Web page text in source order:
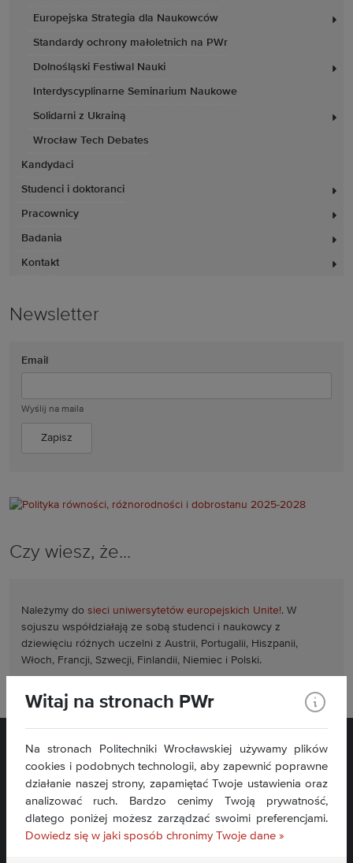
Europejska Strategia dla Naukowców
Standardy ochrony małoletnich na PWr
Dolnośląski Festiwal Nauki
Interdyscyplinarne Seminarium Naukowe
Solidarni z Ukrainą
Wrocław Tech Debates
Kandydaci
Studenci i doktoranci
Pracownicy
Badania
Kontakt
Newsletter
Email
Wyślij na maila
Czy wiesz, że...
Należymy do sieci uniwersytetów europejskich Unite!. W
sojuszu współdziałają ze sobą studenci i naukowcy z
dziewięciu różnych uczelni z Austrii, Portugalii, Hiszpanii,
Włoch, Francji, Szwecji, Finlandii, Niemiec i Polski.
Witaj na stronach PWr
Na stronach Politechniki Wrocławskiej używamy plików
cookies i podobnych technologii, aby zapewnić poprawne
działanie naszej strony, zapamiętać Twoje ustawienia oraz
analizować ruch. Bardzo cenimy Twoją prywatność,
dlatego poniżej możesz zarządzać swoimi preferencjami.
Dowiedz się w jaki sposób chronimy Twoje dane »